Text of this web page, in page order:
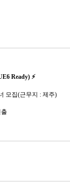
Ready) ⚡
모집(근무지 : 제주)